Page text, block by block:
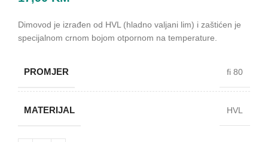
Dimovod je izrađen od HVL (hladno valjani lim) i zaštićen je
specijalnom crnom bojom otpornom na temperature.
PROMJER fi 80
MATERIJAL HVL